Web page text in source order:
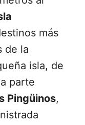
k
más
de la
isla, de
parte
Pingüinos,